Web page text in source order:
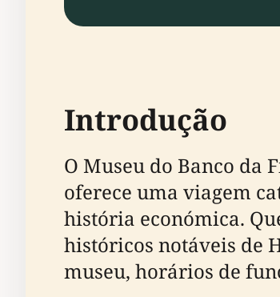
Introdução
O Museu do Banco da
oferece uma viagem
história económica.
históricos notáveis de
museu, horários de